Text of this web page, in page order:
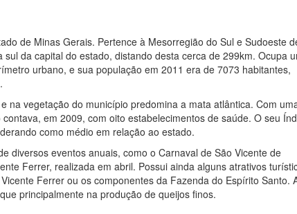
de Minas Gerais. Pertence à Mesorregião do Sul e Sudoeste
da capital do estado, distando desta cerca de 299km. Ocupa
urbano, e sua população em 2011 era de 7073 habitantes,
na vegetação do município predomina a mata atlântica. Com
em 2009, com oito estabelecimentos de saúde. O seu
como médio em relação ao estado.
diversos eventos anuais, como o Carnaval de São Vicente de
Ferrer, realizada em abril. Possui ainda alguns atrativos
Ferrer ou os componentes da Fazenda do Espírito Santo.
principalmente na produção de queijos finos.